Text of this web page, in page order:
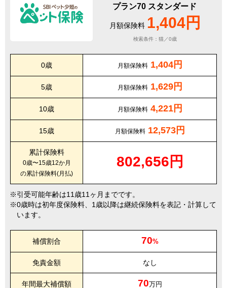
プラン70 スタンダード
月額保険料 1,404円
検索条件：猫／0歳
0歳 月額保険料 1,404円
5歳 月額保険料 1,629円
10歳 月額保険料 4,221円
15歳 月額保険料 12,573円
累計保険料
0歳〜15歳12か月
の累計保険料(月払)
802,656円
引受可能年齢は11歳11ヶ月までです。
0歳時は初年度保険料、1歳以降は継続保険料を表記・計算して
います。
補償割合 70%
免責金額 なし
年間最大補償額 70万円